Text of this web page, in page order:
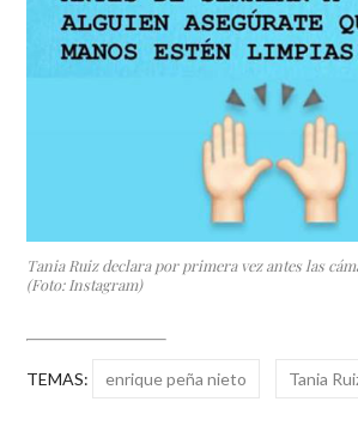
Tania Ruiz declara por primera vez antes las
(Foto: Instagram)
TEMAS: enrique peña nieto Tania